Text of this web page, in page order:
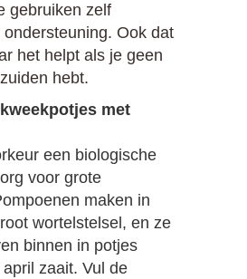
gebruiken zelf
Ook dat
het helpt als je geen
hebt.
met
een biologische
voor grote
maken in
wortelstelsel, en ze
binnen in potjes
zaait. Vul de